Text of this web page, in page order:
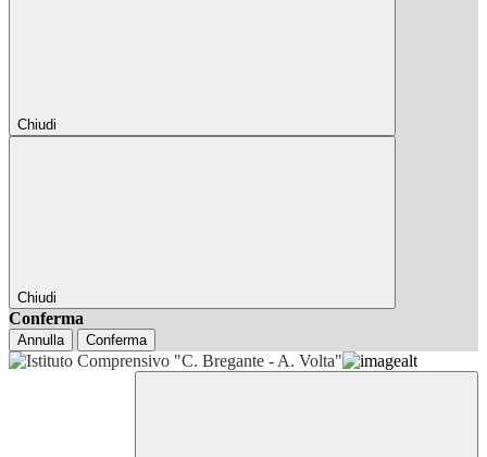
Chiudi
Chiudi
Conferma
Annulla Conferma